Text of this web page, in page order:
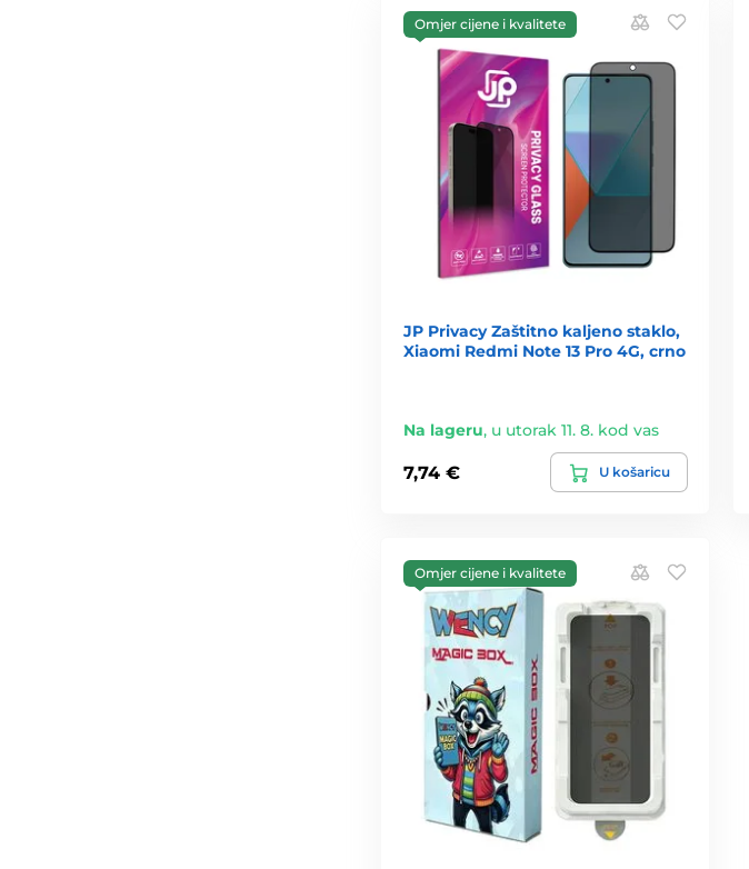
Omjer cijene i kvalitete
JP Privacy Zaštitno kaljeno staklo,
Xiaomi Redmi Note 13 Pro 4G, crno
Na lageru, u utorak 11. 8. kod vas
7,74 € U košaricu
Omjer cijene i kvalitete